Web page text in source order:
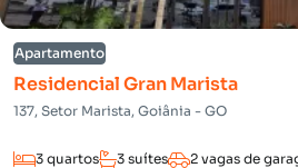
Apartamento
Residencial Gran Marista
137, Setor Marista, Goiânia - GO
3 quartos 3 suítes 2 vagas de